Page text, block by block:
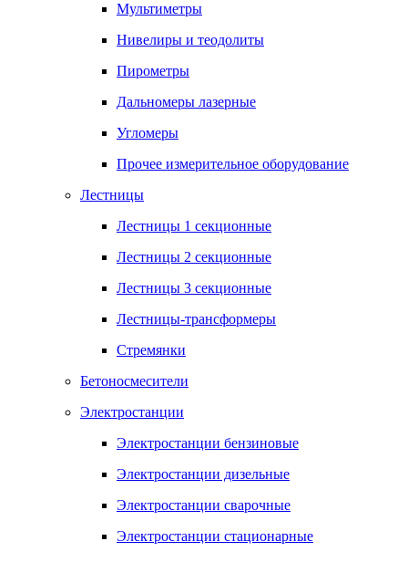
Мультиметры
Нивелиры и теодолиты
Пирометры
Дальномеры лазерные
Угломеры
Прочее измерительное оборудование
Лестницы
Лестницы 1 секционные
Лестницы 2 секционные
Лестницы 3 секционные
Лестницы-трансформеры
Стремянки
Бетоносмесители
Электростанции
Электростанции бензиновые
Электростанции дизельные
Электростанции сварочные
Электростанции стационарные